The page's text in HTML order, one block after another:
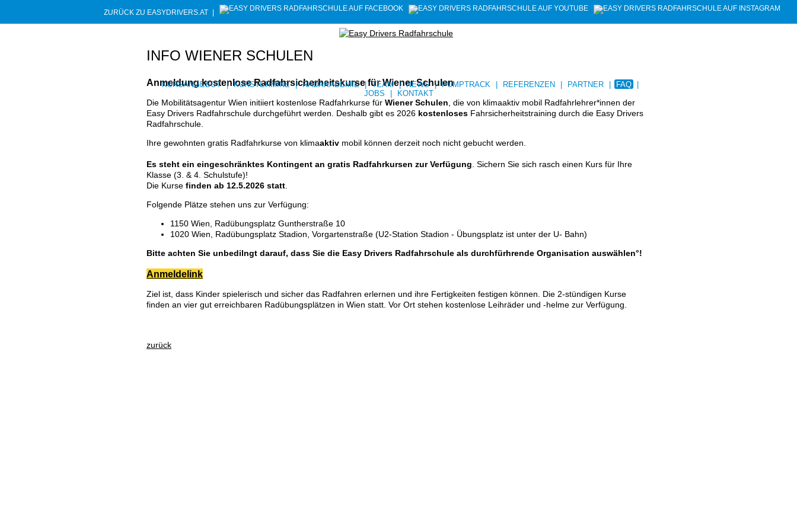
KURSANGEBOT | KURSTERMINE | RADAKADEMIE | TEAM | NEWS | PUMPTRACK REFERENZEN PARTNER FAQ
JOBS
KONTAKT
ZURÜCK ZU EASYDRIVERS.AT
INFO WIENER SCHULEN
Anmeldung kostenlose Radfahrsicherheitskurse für Wiener Schulen
Die Mobilitätsagentur Wien initiiert kostenlose Radfahrkurse für Wiener Schulen, die von klimaaktiv mobil Radfahrlehrer*innen der
Easy Drivers Radfahrschule durchgeführt werden. Deshalb gibt es 2026 kostenloses Fahrsicherheitstraining durch die Easy Drivers
Radfahrschule.
Ihre gewohnten gratis Radfahrkurse von klimaaktiv mobil können derzeit noch nicht gebucht werden.
Es steht ein eingeschränktes Kontingent an gratis Radfahrkursen zur Verfügung. Sichern Sie sich rasch einen Kurs für Ihre
Klasse (3. & 4. Schulstufe)!
Die Kurse finden ab 12.5.2026 statt.
Folgende Plätze stehen uns zur Verfügung:
1150 Wien, Radübungsplatz Guntherstraße 10
1020 Wien, Radübungsplatz Stadion, Vorgartenstraße (U2-Station Stadion - Übungsplatz ist unter der U- Bahn)
Bitte achten Sie unbedilngt darauf, dass Sie die Easy Drivers Radfahrschule als durchfürhrende Organisation auswählen°!
Anmeldelink
Ziel ist, dass Kinder spielerisch und sicher das Radfahren erlernen und ihre Fertigkeiten festigen können. Die 2-stündigen Kurse
finden an vier gut erreichbaren Radübungsplätzen in Wien statt. Vor Ort stehen kostenlose Leihräder und -helme zur Verfügung.
zurück